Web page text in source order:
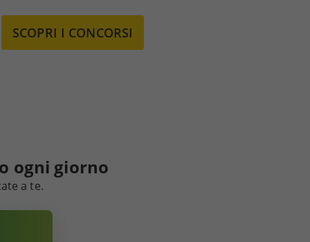
SCOPRI I CONCORSI
ogni giorno
a te.